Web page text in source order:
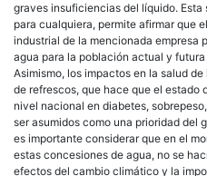
graves insuficiencias del líquido.
para cualquiera, permite afirmar que
industrial de la mencionada empresa
agua para la población actual y
Asimismo, los impactos en la salud
de refrescos, que hace que el estado
nivel nacional en diabetes,
ser asumidos como una prioridad del
es importante considerar que en el
estas concesiones de agua, no se
efectos del cambio climático y la